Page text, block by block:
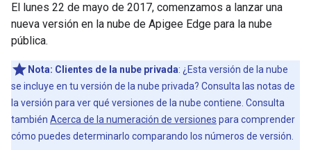
El lunes 22 de mayo de 2017, comenzamos a lanzar una
nueva versión en la nube de Apigee Edge para la nube
pública.
Nota: Clientes de la nube privada: ¿Esta versión de la nube
se incluye en tu versión de la nube privada? Consulta las notas de
la versión para ver qué versiones de la nube contiene. Consulta
también Acerca de la numeración de versiones para comprender
cómo puedes determinarlo comparando los números de versión.